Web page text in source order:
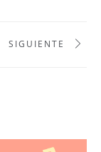
SIGUIENTE